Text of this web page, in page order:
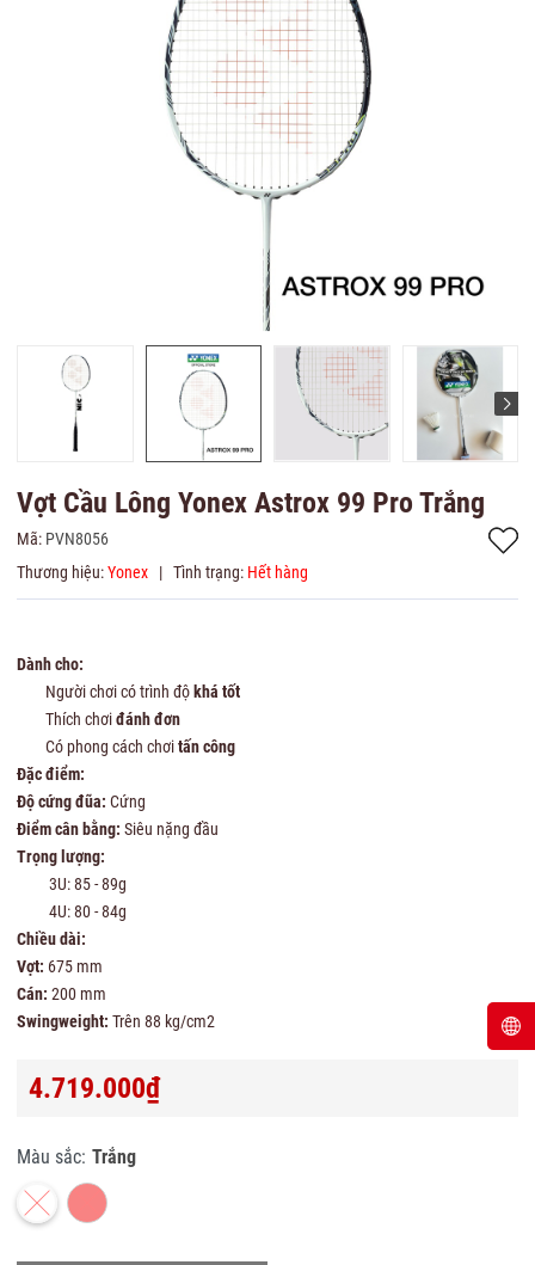
Vợt Cầu Lông Yonex Astrox 99 Pro Trắng
Mã: PVN8056
Thương hiệu:Yonex | Tình trạng: Hết hàng
Dành cho:
Người chơi có trình độkhá tốt
Thích chơiđánh đơn
Có phong cách chơitấn công
Đặc điểm:
Độ cứng đũa: Cứng
Điểm cân bằng: Siêu nặng đầu
Trọng lượng:
3U: 85 - 89g
4U: 80 - 84g
Chiều dài:
Vợt: 675 mm
Cán: 200 mm
Swingweight: Trên 88 kg/cm2
4.719.000₫
Màu sắc: Trắng